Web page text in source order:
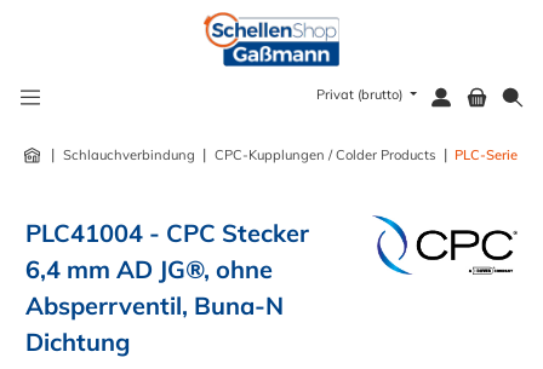
Privat (brutto)
| Schlauchverbindung | CPC-Kupplungen / Colder Products | PLC-Serie
PLC41004 - CPC Stecker
6,4 mm AD JG®, ohne
Absperrventil, Buna-N
Dichtung